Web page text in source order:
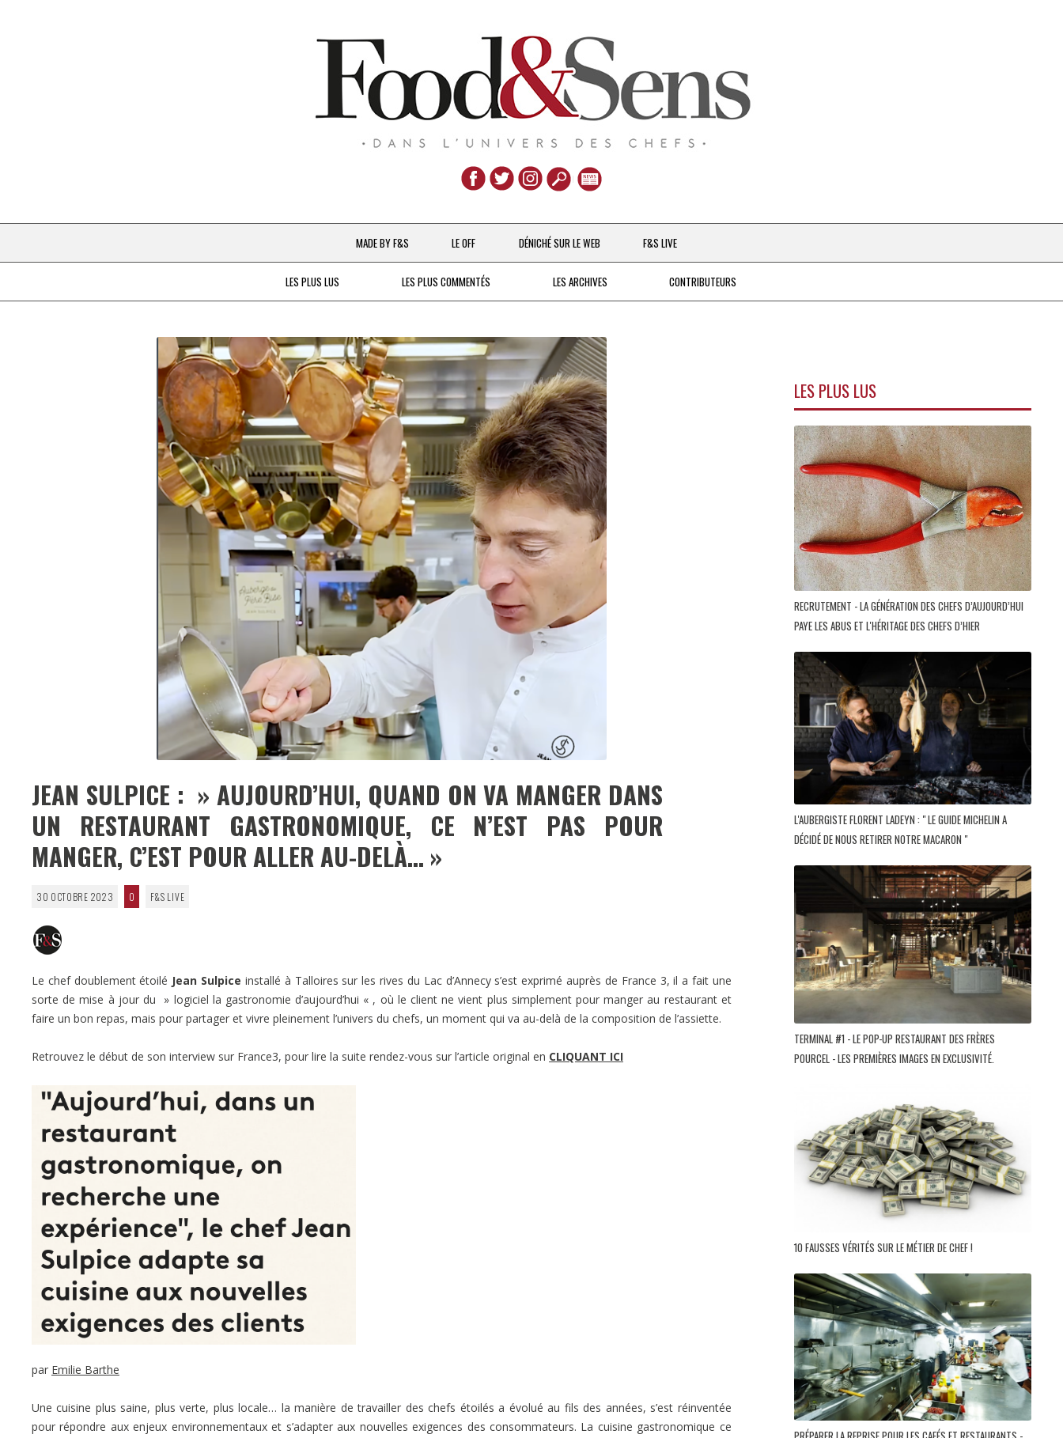
Aller
au
contenu
MADE BY F&S
CHEFS & ACTUALITÉS
À LA PETITE CUILLÈRE
DESTIN DE FEMME
V…DE VOYAGE
LE OFF DÉNICHÉ SUR LE WEB F&S LIVE
LES PLUS LUS LES PLUS COMMENTÉS LES ARCHIVES
DEPUIS 2016
CONTRIBUTEURS
JEAN SULPICE : » AUJOURD’HUI, QUAND ON VA MANGER DANS
UN RESTAURANT GASTRONOMIQUE, CE N’EST PAS POUR
MANGER, C’EST POUR ALLER AU-DELÀ… »
30 OCTOBRE 2023 0 F&S LIVE
Le chef doublement étoilé Jean Sulpice installé à Talloires sur les rives du Lac d’Annecy s’est exprimé auprès de France 3, il a fait une
sorte de mise à jour du » logiciel la gastronomie d’aujourd’hui « , où le client ne vient plus simplement pour manger au restaurant et
faire un bon repas, mais pour partager et vivre pleinement l’univers du chefs, un moment qui va au-delà de la composition de l’assiette.
Retrouvez le début de son interview sur France3, pour lire la suite rendez-vous sur l’article original en CLIQUANT ICI
par Emilie Barthe
Une cuisine plus saine, plus verte, plus locale… la manière de travailler des chefs étoilés a évolué au fils des années, s’est réinventée
pour répondre aux enjeux environnementaux et s’adapter aux nouvelles exigences des consommateurs. La cuisine gastronomique ce
LES PLUS LUS
RECRUTEMENT - LA GÉNÉRATION DES CHEFS D’AUJOURD’HUI
PAYE LES ABUS ET L'HÉRITAGE DES CHEFS D’HIER
L'AUBERGISTE FLORENT LADEYN : " LE GUIDE MICHELIN A
DÉCIDÉ DE NOUS RETIRER NOTRE MACARON "
TERMINAL #1 - LE POP-UP RESTAURANT DES FRÈRES
POURCEL - LES PREMIÈRES IMAGES EN EXCLUSIVITÉ.
10 FAUSSES VÉRITÉS SUR LE MÉTIER DE CHEF !